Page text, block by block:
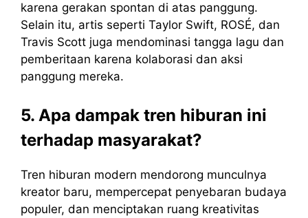
karena gerakan spontan di atas panggung.
Selain itu, artis seperti Taylor Swift, ROSÉ, dan
Travis Scott juga mendominasi tangga lagu dan
pemberitaan karena kolaborasi dan aksi
panggung mereka.
5. Apa dampak tren hiburan ini
terhadap masyarakat?
Tren hiburan modern mendorong munculnya
kreator baru, mempercepat penyebaran budaya
populer, dan menciptakan ruang kreativitas